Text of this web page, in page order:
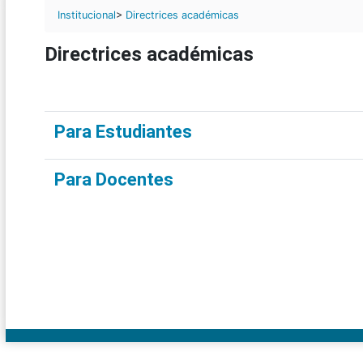
Institucional> Directrices académicas
Directrices académicas
Para Estudiantes
Para Docentes